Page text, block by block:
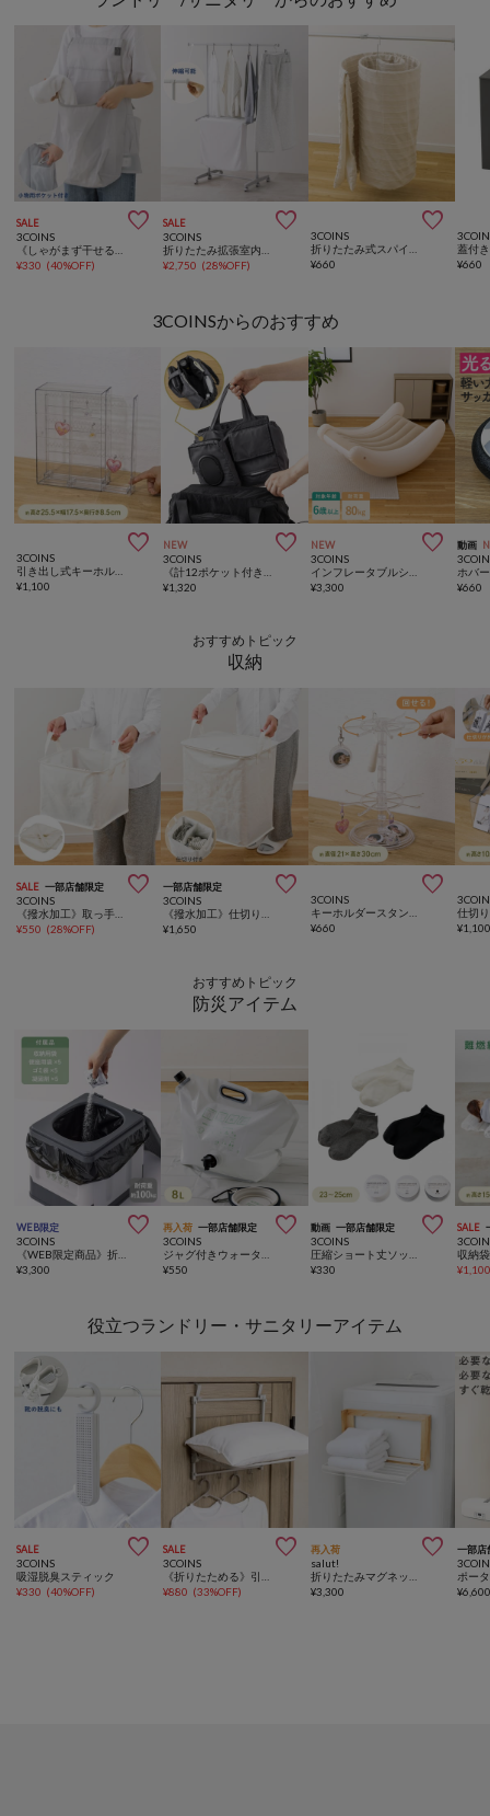
SALE 
3COINS
¥330 (40%OFF)
SALE 
3COINS
¥2,750 (28%OFF)

3COINS
¥660 ¥660
3COINSからのおすすめ

3COINS
¥1,100
NEW 
3COINS
¥1,320
NEW 
3COINS
¥3,300
動画
ホバ
¥660
おすすめトピック
収納
SALE 一部店舗限定 
3COINS
¥550 (28%OFF)
一部店舗限定 
3COINS
¥1,650

3COINS
¥660 ¥
おすすめトピック
防災アイテム
WEB限定 
3COINS
¥3,300
再入荷 一部店舗限定 
3COINS
¥550
動画 一部店舗限定 
3COINS
¥330
SALE
¥
役立つランドリー・サニタリーアイテム
SALE 
3COINS
吸湿脱臭スティック
¥330 (40%OFF)
SALE 
3COINS
¥880 (33%OFF)
再入荷 
salut!
¥3,300
一部店
ポー
¥